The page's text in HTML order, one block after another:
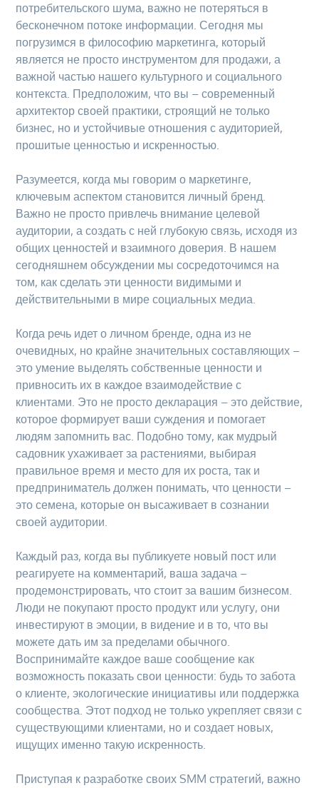
потребительского шума, важно не потеряться в
бесконечном потоке информации. Сегодня мы
погрузимся в философию маркетинга, который
является не просто инструментом для продажи, а
важной частью нашего культурного и социального
контекста. Предположим, что вы – современный
архитектор своей практики, строящий не только
бизнес, но и устойчивые отношения с аудиторией,
прошитые ценностью и искренностью.
Разумеется, когда мы говорим о маркетинге,
ключевым аспектом становится личный бренд.
Важно не просто привлечь внимание целевой
аудитории, а создать с ней глубокую связь, исходя из
общих ценностей и взаимного доверия. В нашем
сегодняшнем обсуждении мы сосредоточимся на
том, как сделать эти ценности видимыми и
действительными в мире социальных медиа.
Когда речь идет о личном бренде, одна из не
очевидных, но крайне значительных составляющих –
это умение выделять собственные ценности и
привносить их в каждое взаимодействие с
клиентами. Это не просто декларация – это действие,
которое формирует ваши суждения и помогает
людям запомнить вас. Подобно тому, как мудрый
садовник ухаживает за растениями, выбирая
правильное время и место для их роста, так и
предприниматель должен понимать, что ценности –
это семена, которые он высаживает в сознании
своей аудитории.
Каждый раз, когда вы публикуете новый пост или
реагируете на комментарий, ваша задача –
продемонстрировать, что стоит за вашим бизнесом.
Люди не покупают просто продукт или услугу, они
инвестируют в эмоции, в видение и в то, что вы
можете дать им за пределами обычного.
Воспринимайте каждое ваше сообщение как
возможность показать свои ценности: будь то забота
о клиенте, экологические инициативы или поддержка
сообщества. Этот подход не только укрепляет связи с
существующими клиентами, но и создает новых,
ищущих именно такую искренность.
Приступая к разработке своих SMM стратегий, важно